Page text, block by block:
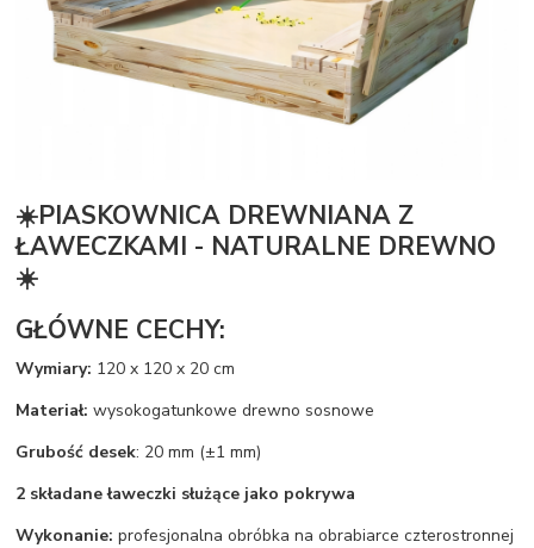
☀️PIASKOWNICA DREWNIANA Z
ŁAWECZKAMI - NATURALNE DREWNO
☀️
GŁÓWNE CECHY:
Wymiary: 120 x 120 x 20 cm
Materiał: wysokogatunkowe drewno sosnowe
Grubość desek: 20 mm (±1 mm)
2 składane ławeczki służące jako pokrywa
Wykonanie: profesjonalna obróbka na obrabiarce czterostronnej